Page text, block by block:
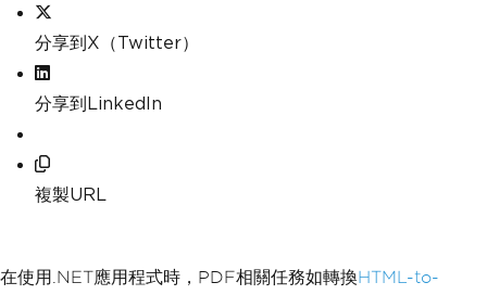
分享到X（Twitter）
分享到LinkedIn
複製URL
在使用.NET應用程式時，PDF相關任務如轉換HTML-to-